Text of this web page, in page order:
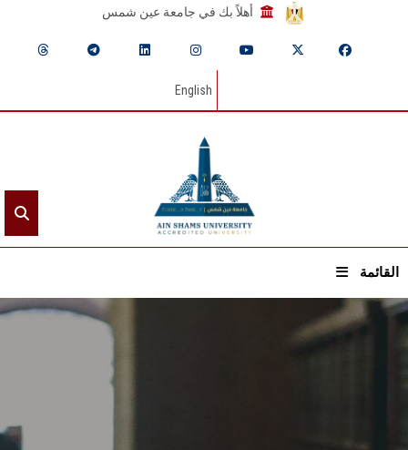
أهلاً بك في جامعة عين شمس
English
القائمة
القطاعـات